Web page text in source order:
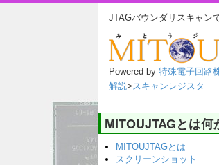
JTAGバウンダリスキャン
Powered by 特殊電子回路
解説>スキャンレジスタ
MITOUJTAGとは何
MITOUJTAGとは
スクリーンショット